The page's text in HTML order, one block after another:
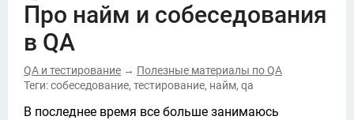
Про найм и собеседования
в QA
QA и тестирование → Полезные материалы по QA
Теги: собеседование, тестирование, найм, qa
В последнее время все больше занимаюсь